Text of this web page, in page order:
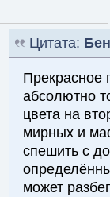
Цитата:
Прекрасное
абсолютно
цвета на
мирных и
спешить с
может